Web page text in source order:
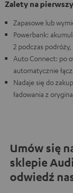
Zalety na
Zapasowe lub
Powerbank:
2 podczas
Auto Connect: po
automatycznie
Nadaje się do
ładowania z
Umów się
sklepie
odwiedź